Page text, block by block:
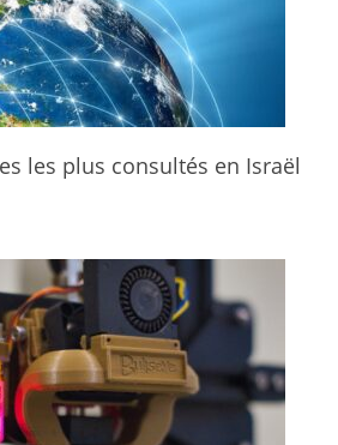
les plus consultés en Israël